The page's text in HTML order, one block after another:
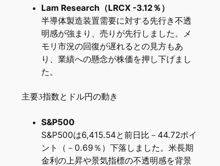
Lam Research（LRCX -3.12％）
半導体製造装置需要に対する先行き不透
明感が強まり、売りが先行しました。メ
モリ市況の回復が遅れるとの見方もあ
り、業績への懸念が株価を押し下げまし
た。
主要3指数とドル円の動き
S&P500
S&P500は6,415.54と前日比－44.72ポイ
ント（－0.69％）下落しました。米長期
金利の上昇や景気指標の不透明感を背景